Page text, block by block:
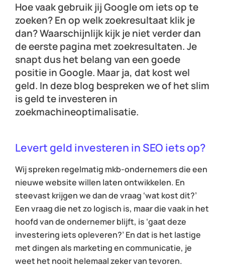
Hoe vaak gebruik jij Google om iets op te
zoeken? En op welk zoekresultaat klik je
dan? Waarschijnlijk kijk je niet verder dan
de eerste pagina met zoekresultaten. Je
snapt dus het belang van een goede
positie in Google. Maar ja, dat kost wel
geld. In deze blog bespreken we of het slim
is geld te investeren in
zoekmachineoptimalisatie.
Levert geld investeren in SEO iets op?
Wij spreken regelmatig mkb-ondernemers die een
nieuwe website willen laten ontwikkelen. En
steevast krijgen we dan de vraag ‘wat kost dit?’
Een vraag die net zo logisch is, maar die vaak in het
hoofd van de ondernemer blijft, is ‘gaat deze
investering iets opleveren?’ En dat is het lastige
met dingen als marketing en communicatie, je
weet het nooit helemaal zeker van tevoren.